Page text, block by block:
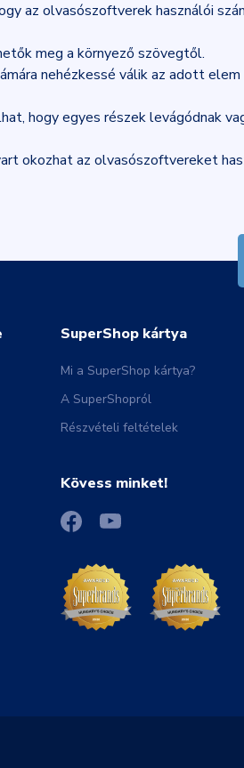
az olvasószoftverek használói
meg a környező szövegtől.
nehézkessé válik az adott elem
hogy egyes részek levágódnak
okozhat az olvasószoftvereket
SuperShop kártya
Mi a SuperShop kártya?
A SuperShopról
Részvételi feltételek
Kövess minket!